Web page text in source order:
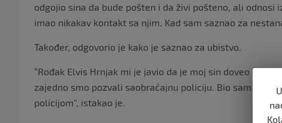
odgojio sina da bude pošten i da živi pošteno, ali
imao nikakav kontakt sa njim. Kad sam saznao za
Također, odgovorio je kako je saznao za ubistvo.
“Rođak Elvis Hrnjak mi je javio da je moj sin doveo
zajedno smo pozvali saobraćajnu policiju. Bio sam
policijom”, istakao je.